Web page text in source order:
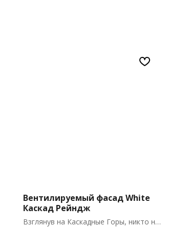
Вентилируемый фасад White
Каскад Рейндж
Взглянув на Каскадные Горы, никто не